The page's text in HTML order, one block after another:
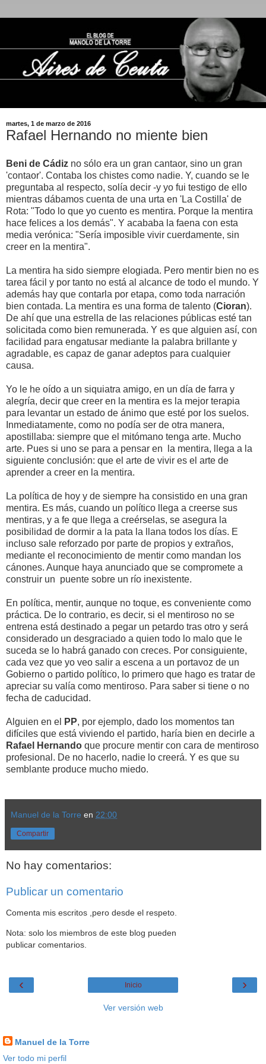
martes, 1 de marzo de 2016
Rafael Hernando no miente bien
Beni de Cádiz no sólo era un gran cantaor, sino un gran
'contaor'. Contaba los chistes como nadie. Y, cuando se le
preguntaba al respecto, solía decir -y yo fui testigo de ello
mientras dábamos cuenta de una urta en 'La Costilla' de
Rota: "Todo lo que yo cuento es mentira. Porque la mentira
hace felices a los demás". Y acababa la faena con esta
media verónica: "Sería imposible vivir cuerdamente, sin
creer en la mentira".
La mentira ha sido siempre elogiada. Pero mentir bien no es
tarea fácil y por tanto no está al alcance de todo el mundo. Y
además hay que contarla por etapa, como toda narración
bien contada. La mentira es una forma de talento (Cioran).
De ahí que una estrella de las relaciones públicas esté tan
solicitada como bien remunerada. Y es que alguien así, con
facilidad para engatusar mediante la palabra brillante y
agradable, es capaz de ganar adeptos para cualquier
causa.
Yo le he oído a un siquiatra amigo, en un día de farra y
alegría, decir que creer en la mentira es la mejor terapia
para levantar un estado de ánimo que esté por los suelos.
Inmediatamente, como no podía ser de otra manera,
apostillaba: siempre que el mitómano tenga arte. Mucho
arte. Pues si uno se para a pensar en la mentira, llega a la
siguiente conclusión: que el arte de vivir es el arte de
aprender a creer en la mentira.
La política de hoy y de siempre ha consistido en una gran
mentira. Es más, cuando un político llega a creerse sus
mentiras, y a fe que llega a creérselas, se asegura la
posibilidad de dormir a la pata la llana todos los días. E
incluso sale reforzado por parte de propios y extraños,
mediante el reconocimiento de mentir como mandan los
cánones. Aunque haya anunciado que se compromete a
construir un puente sobre un río inexistente.
En política, mentir, aunque no toque, es conveniente como
práctica. De lo contrario, es decir, si el mentiroso no se
entrena está destinado a pegar un petardo tras otro y será
considerado un desgraciado a quien todo lo malo que le
suceda se lo habrá ganado con creces. Por consiguiente,
cada vez que yo veo salir a escena a un portavoz de un
Gobierno o partido político, lo primero que hago es tratar de
apreciar su valía como mentiroso. Para saber si tiene o no
fecha de caducidad.
Alguien en el PP, por ejemplo, dado los momentos tan
difíciles que está viviendo el partido, haría bien en decirle a
Rafael Hernando que procure mentir con cara de mentiroso
profesional. De no hacerlo, nadie lo creerá. Y es que su
semblante produce mucho miedo.
Manuel de la Torre en 22:00
Compartir
No hay comentarios:
Publicar un comentario
Comenta mis escritos ,pero desde el respeto.
Nota: solo los miembros de este blog pueden
publicar comentarios.
‹ ›
Inicio
Ver versión web
Manuel de la Torre
Ver todo mi perfil